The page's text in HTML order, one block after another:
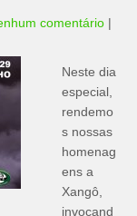
comentário |
Neste dia
especial,
rendemo
s nossas
homenag
ens a
Xangô,
invocand